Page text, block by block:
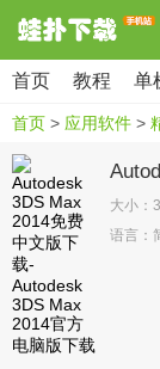
首页 教程 单
首页 > 应用软件 >
大小：
语言：